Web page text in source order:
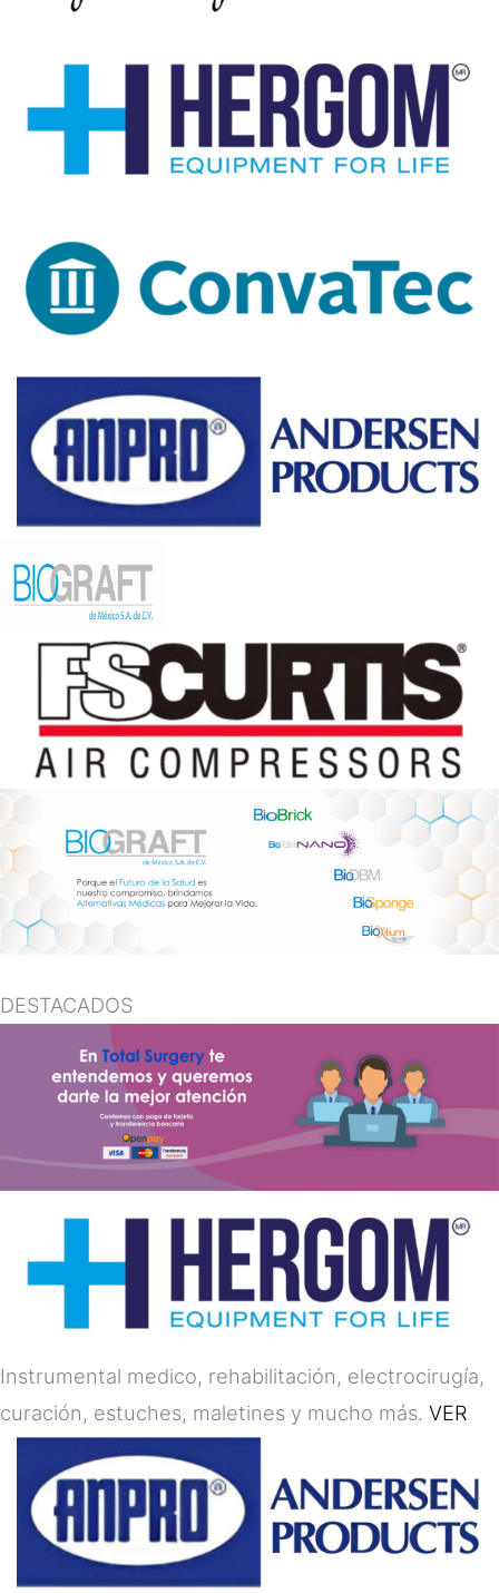
DESTACADOS
Instrumental medico, rehabilitación, electrocirugía,
curación, estuches, maletines y mucho más. VER